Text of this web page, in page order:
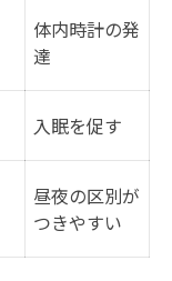
体内時計の発
達
入眠を促す
昼夜の区別が
つきやすい